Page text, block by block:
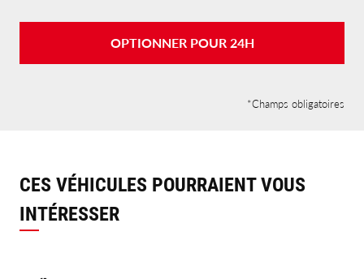
OPTIONNER POUR 24H
*Champs obligatoires
CES VÉHICULES POURRAIENT VOUS
INTÉRESSER